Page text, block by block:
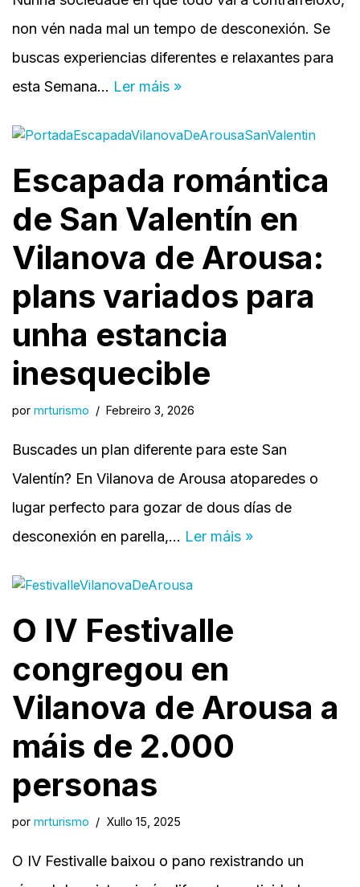
non vén nada mal un tempo de desconexión. Se
buscas experiencias diferentes e relaxantes para
esta Semana… Ler máis »
Escapada romántica
de San Valentín en
Vilanova de Arousa:
plans variados para
unha estancia
inesquecible
por mrturismo Febreiro 3, 2026
Buscades un plan diferente para este San
Valentín? En Vilanova de Arousa atoparedes o
lugar perfecto para gozar de dous días de
desconexión en parella,… Ler máis »
O IV Festivalle
congregou en
Vilanova de Arousa a
máis de 2.000
personas
por mrturismo Xullo 15, 2025
O IV Festivalle baixou o pano rexistrando un